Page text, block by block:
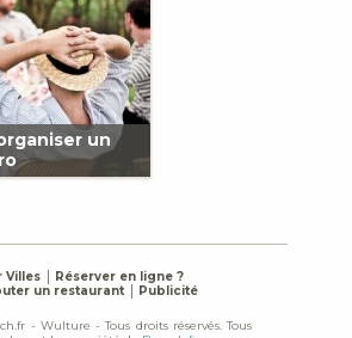
un
Villes
Réserver en ligne ?
un restaurant
Publicité
- Wulture - Tous droits réservés. Tous